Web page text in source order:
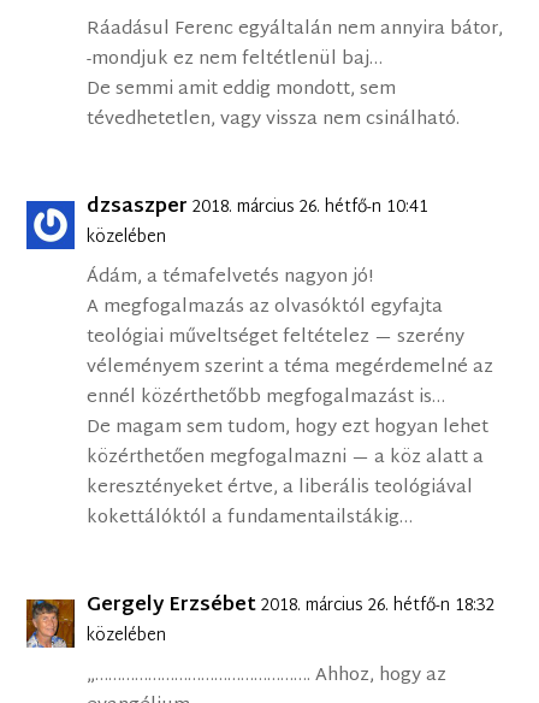
Ráadásul Ferenc egyáltalán nem annyira bátor,
-mondjuk ez nem feltétlenül baj…
De semmi amit eddig mondott, sem
tévedhetetlen, vagy vissza nem csinálható.
dzsaszper 2018. március 26. hétfő-n 10:41
közelében
Ádám, a témafelvetés nagyon jó!
A megfogalmazás az olvasóktól egyfajta
teológiai műveltséget feltételez — szerény
véleményem szerint a téma megérdemelné az
ennél közérthetőbb megfogalmazást is…
De magam sem tudom, hogy ezt hogyan lehet
közérthetően megfogalmazni — a köz alatt a
keresztényeket értve, a liberális teológiával
kokettálóktól a fundamentailstákig…
Gergely Erzsébet2018. március 26. hétfő-n 18:32
közelében
„…………………………………………. Ahhoz, hogy az